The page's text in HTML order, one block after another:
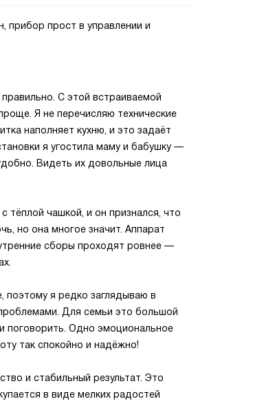
прибор прост в управлении и
С этой встраиваемой
Я не перечисляю технические
наполняет кухню, и это задаёт
я угостила маму и бабушку —
Видеть их довольные лица
тёплой чашкой, и он признался, что
но она многое значит. Аппарат
сборы проходят ровнее —
поэтому я редко заглядываю в
Для семьи это большой
поговорить. Одно эмоциональное
так спокойно и надёжно!
и стабильный результат. Это
в виде мелких радостей